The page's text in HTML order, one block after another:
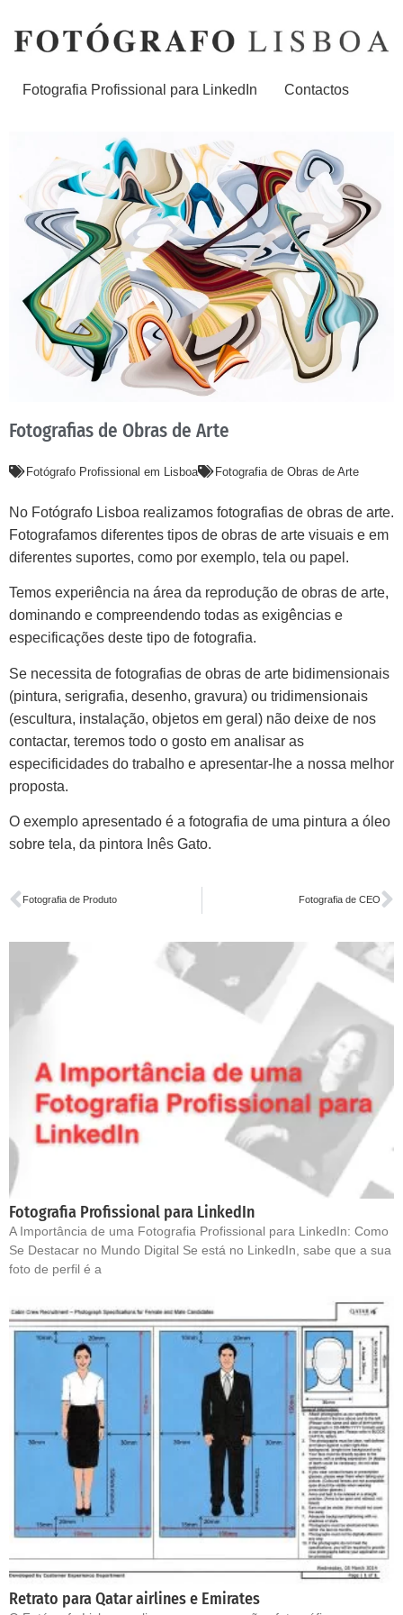
Fotografia Profissional para LinkedIn Contactos
Fotografias de Obras de Arte
Fotógrafo Profissional em Lisboa Fotografia de Obras de Arte
No Fotógrafo Lisboa realizamos fotografias de obras de arte.
Fotografamos diferentes tipos de obras de arte visuais e em
diferentes suportes, como por exemplo, tela ou papel.
Temos experiência na área da reprodução de obras de arte,
dominando e compreendendo todas as exigências e
especificações deste tipo de fotografia.
Se necessita de fotografias de obras de arte bidimensionais
(pintura, serigrafia, desenho, gravura) ou tridimensionais
(escultura, instalação, objetos em geral) não deixe de nos
contactar, teremos todo o gosto em analisar as
especificidades do trabalho e apresentar-lhe a nossa melhor
proposta.
O exemplo apresentado é a fotografia de uma pintura a óleo
sobre tela, da pintora Inês Gato.
Fotografia de Produto Fotografia de CEO
Fotografia Profissional para LinkedIn
A Importância de uma Fotografia Profissional para LinkedIn: Como
Se Destacar no Mundo Digital Se está no LinkedIn, sabe que a sua
foto de perfil é a
Retrato para Qatar airlines e Emirates